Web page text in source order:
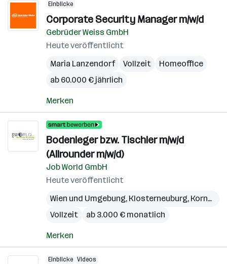
Einblicke
Corporate Security Manager m/w/d
Gebrüder Weiss GmbH
Heute veröffentlicht
Maria Lanzendorf
Vollzeit
Homeoffice
ab 60.000 € jährlich
Merken
Bodenleger bzw. Tischler m/w/d
(Allrounder m/w/d)
Job World GmbH
Heute veröffentlicht
Wien und Umgebung, Klosterneuburg, Korneuburg
Vollzeit
ab 3.000 € monatlich
Merken
Einblicke Videos